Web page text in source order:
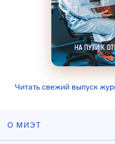
Читать свежий выпуск
О МИЭТ